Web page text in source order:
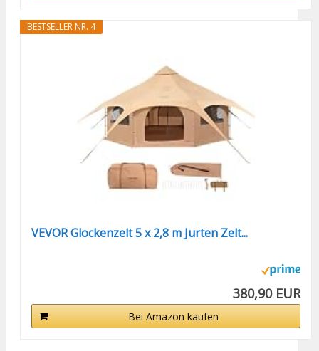
BESTSELLER NR. 4
VEVOR Glockenzelt 5 x 2,8 m Jurten Zelt...
380,90 EUR
Bei Amazon kaufen